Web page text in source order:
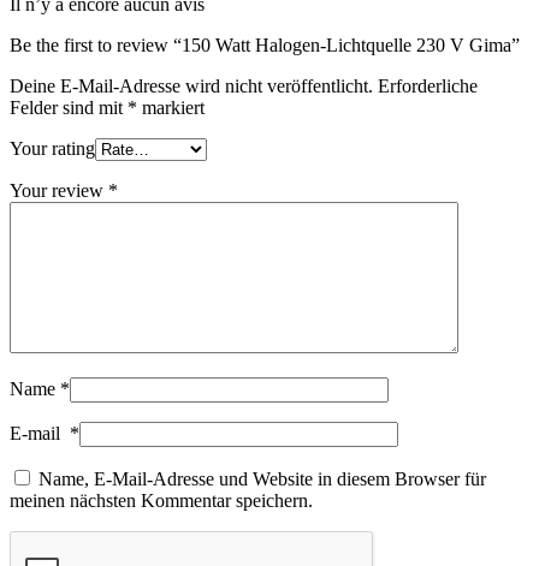
Il n’y a encore aucun avis
Be the first to review “150 Watt Halogen-Lichtquelle 230 V Gima”
Deine E-Mail-Adresse wird nicht veröffentlicht. Erforderliche
Felder sind mit * markiert
Your rating
Your review *
Name *
E-mail *
Name, E-Mail-Adresse und Website in diesem Browser für
meinen nächsten Kommentar speichern.